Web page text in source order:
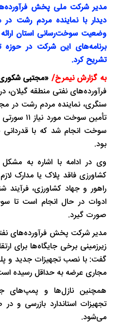
مدیر شرکت ملی پخش
دیدار با نماینده مردم رشت
وضعیت سوخت‌رسانی استان
برنامه‌های این شرکت در
تشریح کرد.
به گزارش نیمرخ/ «مجتبی
فرآورده‌های نفتی منطقه گیلان،
سنگری، نماینده مردم رشت در
سوخت انجام شد که با قدردانی
بود.
وی در ادامه با اشاره به
کشاورزی فاقد پلاک یا مدارک
راهور و جهاد کشاورزی، فرآیند
ادوات در حال انجام است تا
صورت گیرد.
مدیر شرکت پخش فرآورده‌های
زیرزمینی برخی جایگاه‌ها برای
گفت: با نصب تجهیزات جدید و
مجاری عرضه به حداقل رسیده
همچنین نازل‌ها و پمپ‌های
تجهیزات استاندارد بازرسی و
می‌شود.